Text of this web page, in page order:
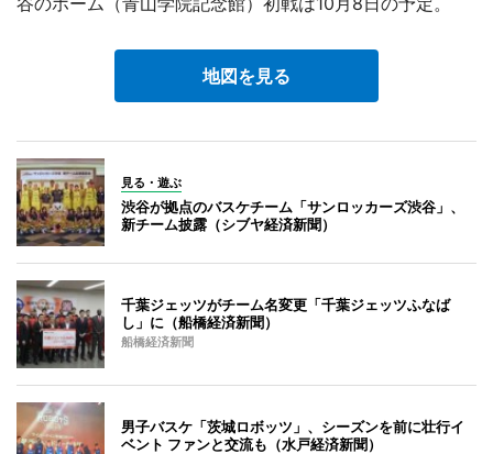
地図を見る
見る・遊ぶ
渋谷が拠点のバスケチーム「サンロッカーズ渋谷」、
新チーム披露（シブヤ経済新聞）
千葉ジェッツがチーム名変更「千葉ジェッツふなば
し」に（船橋経済新聞）
船橋経済新聞
男子バスケ「茨城ロボッツ」、シーズンを前に壮行イ
ベント ファンと交流も（水戸経済新聞）